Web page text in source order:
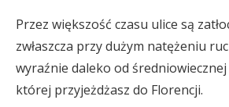
Przez większość czasu ulice są
zwłaszcza przy dużym natężeniu
wyraźnie daleko od
której przyjeżdżasz do Florencji.